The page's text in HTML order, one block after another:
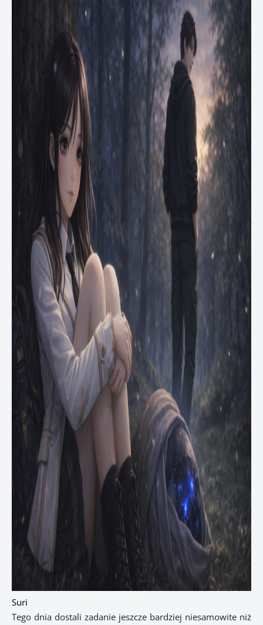
Suri
Tego dnia dostali zadanie jeszcze bardziej niesamowite niż